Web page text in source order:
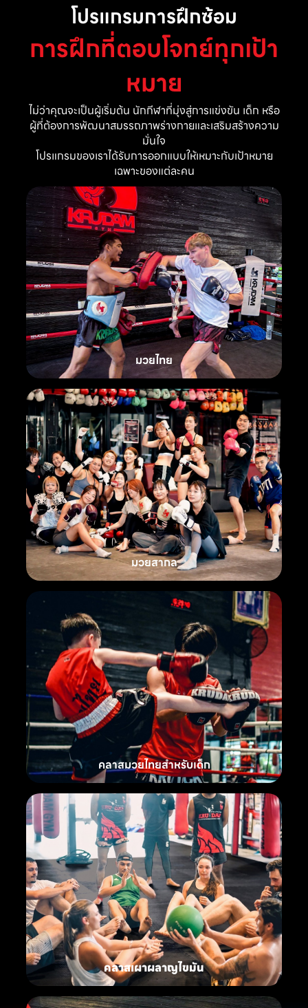
โปรแกรมการฝึกซ้อม
การฝึกที่ตอบโจทย์ทุกเป้า
หมาย
ไม่ว่าคุณจะเป็นผู้เริ่มต้น นักกีฬาที่มุ่งสู่การแข่งขัน เด็ก หรือ
ผู้ที่ต้องการพัฒนาสมรรถภาพร่างกายและเสริมสร้างความ
มั่นใจ
โปรแกรมของเราได้รับการออกแบบให้เหมาะกับเป้าหมาย
เฉพาะของแต่ละคน
มวยไทย
มวยสากล
คลาสมวยไทยสำหรับเด็ก
คลาสเผาผลาญไขมัน